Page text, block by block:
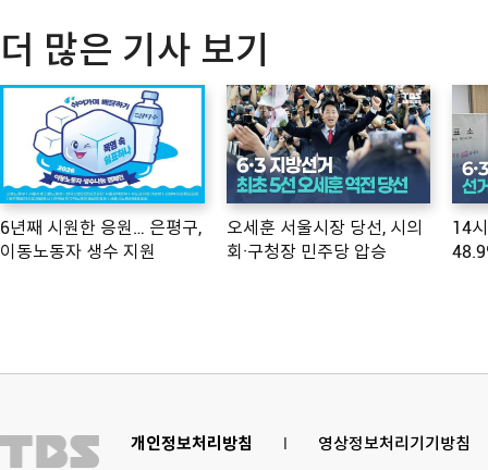
더 많은 기사 보기
6년째 시원한 응원… 은평구,
이동노동자 생수 지원
오세훈 서울시장 당선, 시의
회·구청장 민주당 압승
14
개인정보처리방침 l 영상정보처리기기방침